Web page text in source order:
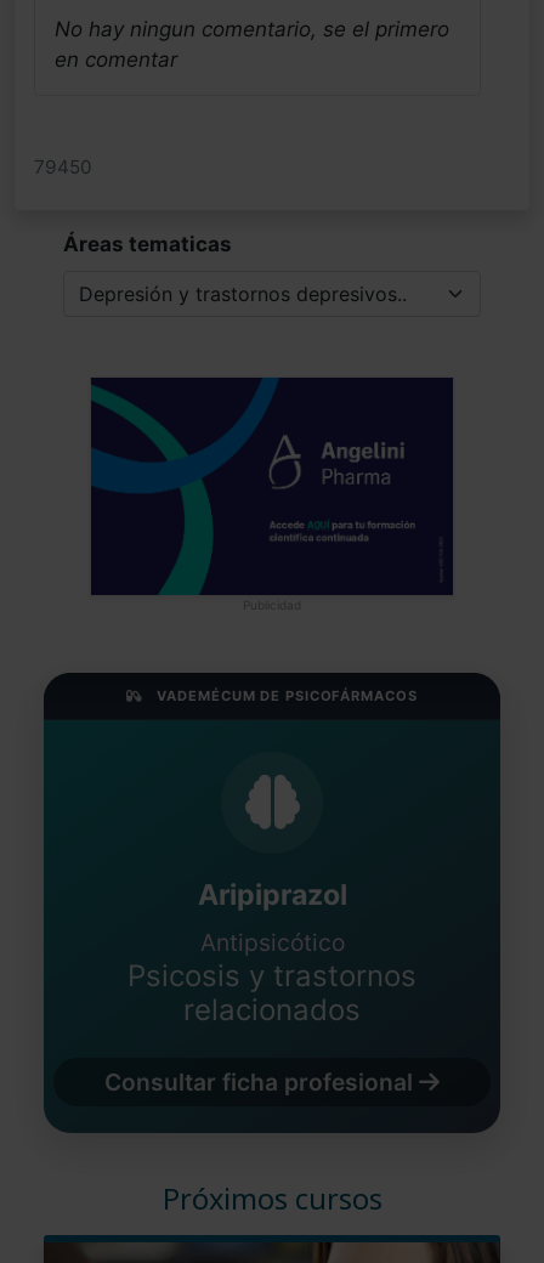
No hay ningun comentario, se el primero
en comentar
79450
Áreas tematicas
Publicidad
VADEMÉCUM DE PSICOFÁRMACOS
Aripiprazol
Antipsicótico
Psicosis y trastornos
relacionados
Consultar ficha profesional
Próximos cursos